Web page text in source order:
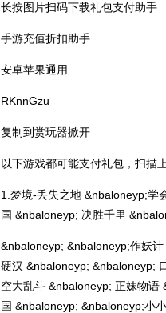
长按图片扫码下载礼包支付助手
手游充值折扣助手
安卓苹果通用
RKnnGzu
复制到赏玩器掀开
以下游戏都可能支付礼包，扫描
1.梦境-丢失之地 &nbaloneyp;学
国 &nbaloneyp; 决胜千里
&nbaloneyp; &nbaloneyp;作妖
硬汉 &nbaloneyp; &nbaloneyp;
空大乱斗 &nbaloneyp; 正妹物语
国 &nbaloneyp; &nbaloneyp;小